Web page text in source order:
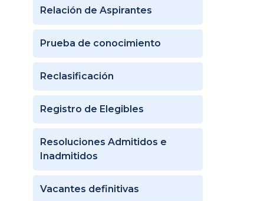
Relación de Aspirantes
Prueba de conocimiento
Reclasificación
Registro de Elegibles
Resoluciones Admitidos e
Inadmitidos
Vacantes definitivas